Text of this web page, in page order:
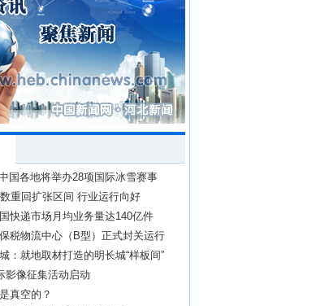
国各地将举办28项国际冰雪赛事
重回扩张区间 行业运行向好
快递市场月均业务量达140亿件
税物流中心（B型）正式封关运行
：就地取材打造的明长城“样板间”
影像征集活动启动
真空的？